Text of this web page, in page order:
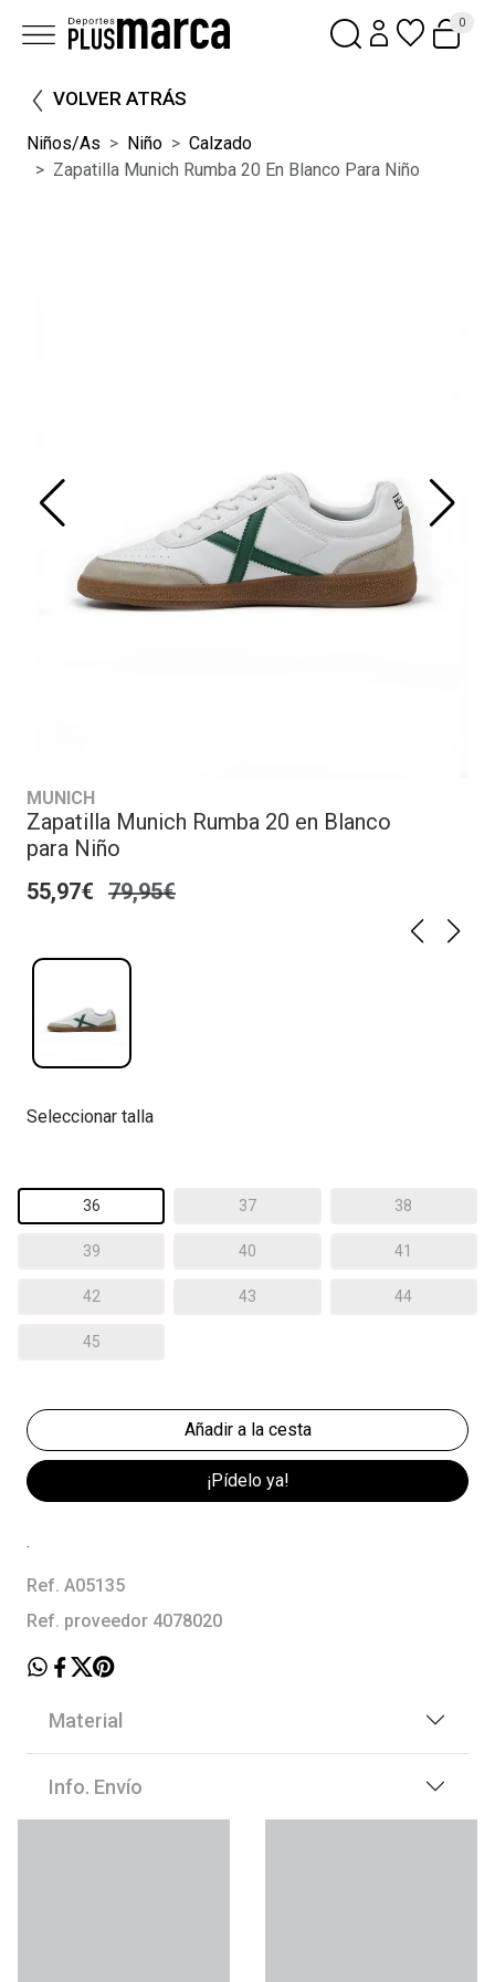
0
VOLVER ATRÁS
Niños/as Niño
Calzado
Zapatilla Munich Rumba 20 En Blanco Para Niño
MUNICH
Zapatilla Munich Rumba 20 en Blanco
para Niño
55,97€ 79,95€
Seleccionar talla
36 37 38
39 40 41
42 43 44
45
¡Pídelo ya!
.
Ref. A05135
Ref. proveedor 4078020
Material
Info. Envío